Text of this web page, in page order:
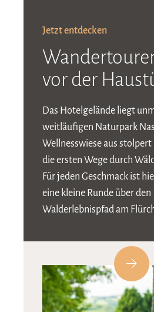
Jetzt entdecken
vor der
Das Hotelgelände liegt
weitläufigen Naturpark
Wellnesswiese aus stolpert
die ersten Wege durch
Für jeden Geschmack ist
eine kleine Runde über den
Walderlebnispfad am